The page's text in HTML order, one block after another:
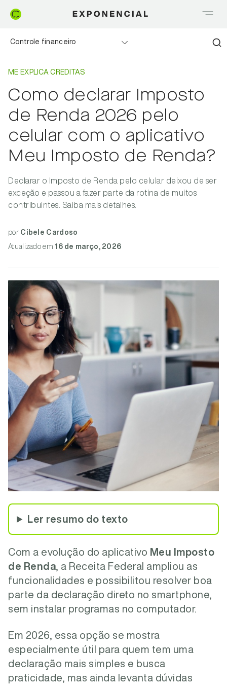
Controle financeiro
Realizando sonhos
Saia do Vermelho
Tudo sobre Crédito
Meu negócio
Home Me explica Creditas
ME EXPLICA CREDITAS
Como declarar Imposto
de Renda 2026 pelo
celular com o aplicativo
Meu Imposto de Renda?
Declarar o Imposto de Renda pelo celular deixou de ser
exceção e passou a fazer parte da rotina de muitos
contribuintes. Saiba mais detalhes.
por Cibele Cardoso
Atualizado em16 de março, 2026
Ler resumo do texto
Com a evolução do aplicativo Meu Imposto
de Renda , a Receita Federal ampliou as
funcionalidades e possibilitou resolver boa
parte da declaração direto no smartphone,
sem instalar programas no computador.
Em 2026, essa opção se mostra
especialmente útil para quem tem uma
declaração mais simples e busca
praticidade, mas ainda levanta dúvidas